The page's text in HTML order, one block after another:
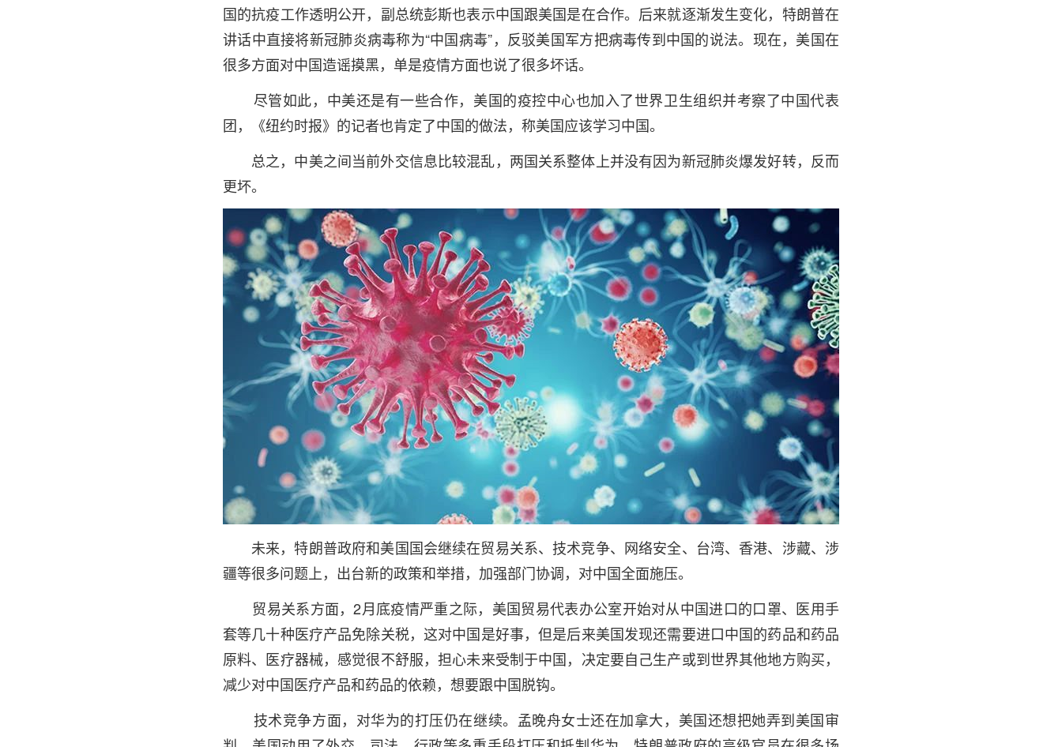
国的抗疫工作透明公开，副总统彭斯也表示中国跟美国是在合作。后来就逐渐发生变化，特朗普在
讲话中直接将新冠肺炎病毒称为“中国病毒”，反驳美国军方把病毒传到中国的说法。现在，美国在
很多方面对中国造谣摸黑，单是疫情方面也说了很多坏话。
尽管如此，中美还是有一些合作，美国的疫控中心也加入了世界卫生组织并考察了中国代表
团，《纽约时报》的记者也肯定了中国的做法，称美国应该学习中国。
总之，中美之间当前外交信息比较混乱，两国关系整体上并没有因为新冠肺炎爆发好转，反而
更坏。
未来，特朗普政府和美国国会继续在贸易关系、技术竞争、网络安全、台湾、香港、涉藏、涉
疆等很多问题上，出台新的政策和举措，加强部门协调，对中国全面施压。
贸易关系方面，2月底疫情严重之际，美国贸易代表办公室开始对从中国进口的口罩、医用手
套等几十种医疗产品免除关税，这对中国是好事，但是后来美国发现还需要进口中国的药品和药品
原料、医疗器械，感觉很不舒服，担心未来受制于中国，决定要自己生产或到世界其他地方购买，
减少对中国医疗产品和药品的依赖，想要跟中国脱钩。
技术竞争方面，对华为的打压仍在继续。孟晚舟女士还在加拿大，美国还想把她弄到美国审